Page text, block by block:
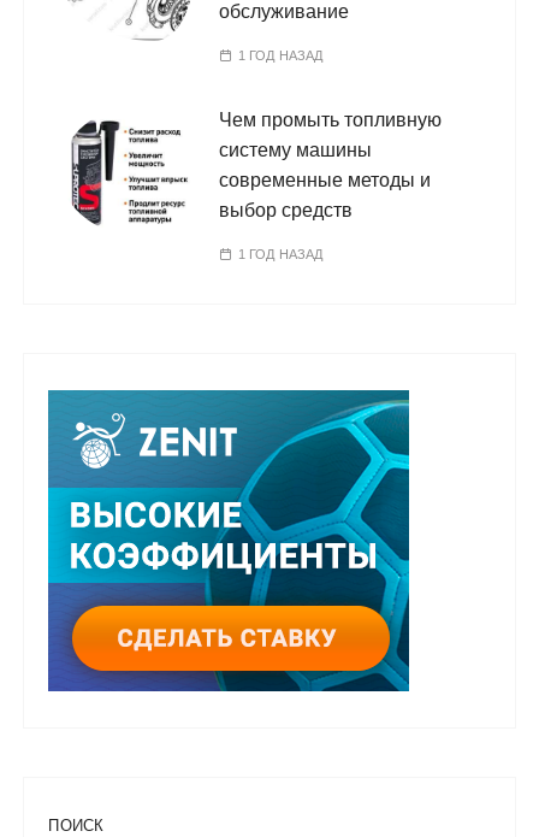
обслуживание
1 ГОД НАЗАД
Чем промыть топливную
систему машины
современные методы и
выбор средств
1 ГОД НАЗАД
ПОИСК